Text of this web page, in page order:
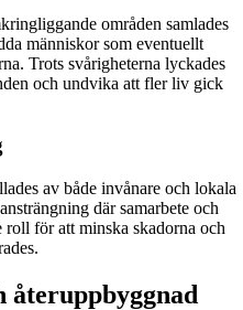
områden samlades
människor som eventuellt
Trots svårigheterna lyckades
och undvika att fler liv gick
av både invånare och lokala
där samarbete och
roll för att minska skadorna och
återuppbyggnad